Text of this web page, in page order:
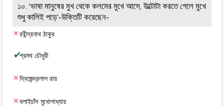
১০. ‘ভাষা মানুষের মুখ থেকে কলমের মুখে আসে, উল্টোটা করতে গেলে মুখে
শুধু কালিই পড়ে’-উক্তিটি করেছেন-
রবীন্দ্রনাথ ঠাকুর
প্রমথ চৌধুরী
দ্বিজেন্দ্রলাল রায়
‌বলাইচাঁদ মুখোপাধ্যায়